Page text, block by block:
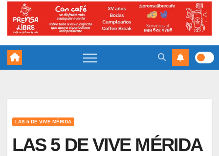
LAS 5 DE VIVE MÉRIDA
LAS 5 DE VIVE MÉRIDA